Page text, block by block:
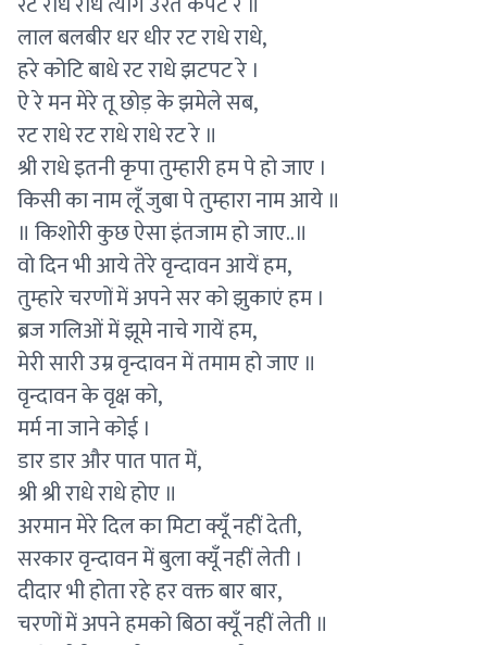
लाल बलबीर धर धीर रट राधे राधे,
हरे कोटि बाधे रट राधे झटपट रे ।
ऐ रे मन मेरे तू छोड़ के झमेले सब,
रट राधे रट राधे राधे रट रे ॥
श्री राधे इतनी कृपा तुम्हारी हम पे हो जाए ।
किसी का नाम लूँ जुबा पे तुम्हारा नाम आये ॥
॥ किशोरी कुछ ऐसा इंतजाम हो जाए..॥
वो दिन भी आये तेरे वृन्दावन आयें हम,
तुम्हारे चरणों में अपने सर को झुकाएं हम ।
ब्रज गलिओं में झूमे नाचे गायें हम,
मेरी सारी उम्र वृन्दावन में तमाम हो जाए ॥
वृन्दावन के वृक्ष को,
मर्म ना जाने कोई ।
डार डार और पात पात में,
श्री श्री राधे राधे होए ॥
अरमान मेरे दिल का मिटा क्यूँ नहीं देती,
सरकार वृन्दावन में बुला क्यूँ नहीं लेती ।
दीदार भी होता रहे हर वक्त बार बार,
चरणों में अपने हमको बिठा क्यूँ नहीं लेती ॥